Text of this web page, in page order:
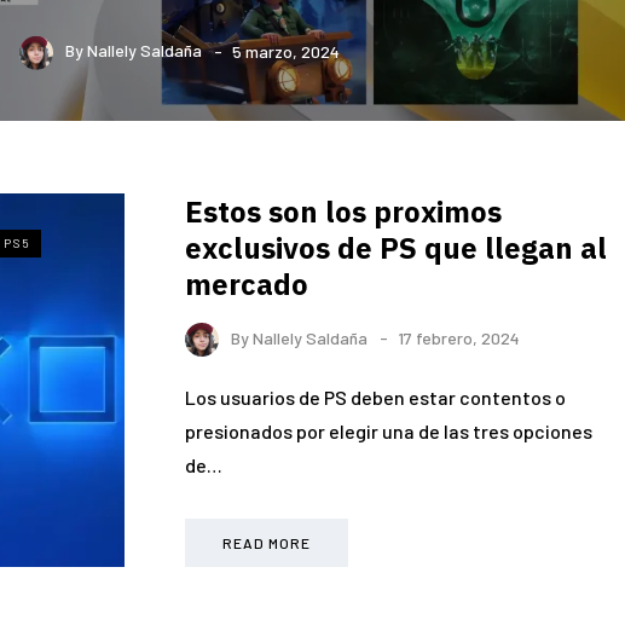
ByNallely Saldaña 5 marzo, 2024
PS5
Estos son los proximos
exclusivos de PS que llegan al
mercado
ByNallely Saldaña 17 febrero, 2024
Los usuarios de PS deben estar contentos o
presionados por elegir una de las tres opciones
de…
READ MORE